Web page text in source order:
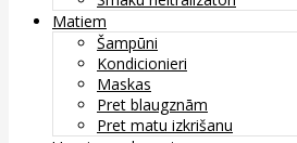
Matiem
Šampūni
Kondicionieri
Maskas
Pret blaugznām
Pret matu izkrišanu